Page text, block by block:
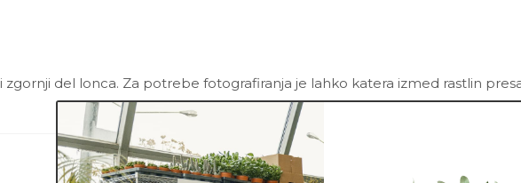
del lonca. Za potrebe fotografiranja je lahko katera izmed rastlin